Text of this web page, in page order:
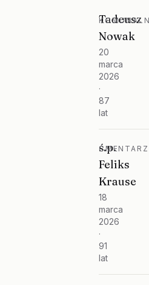
Tadeusz
Nowak
20
marca
2026
·
87
lat
ś.p.
Feliks
Krause
18
marca
2026
·
91
lat